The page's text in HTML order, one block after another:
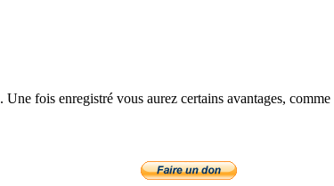
. Une fois enregistré vous aurez certains avantages,